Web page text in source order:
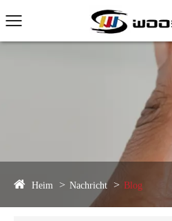
Heim Nachricht Blog